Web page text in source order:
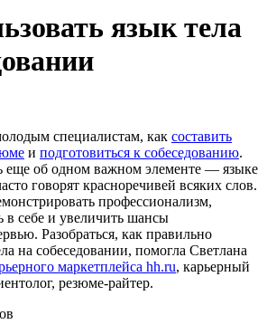
язык тела
специалистам, как составить
и подготовиться к собеседованию.
еще об одном важном элементе — языке
говорят красноречивей всяких слов.
профессионализм,
в себе и увеличить шансы
Разобраться, как правильно
на собеседовании, помогла Светлана
маркетплейса hh.ru, карьерный
резюме-райтер.